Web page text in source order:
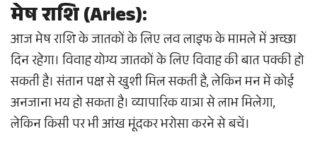
मेष राशि (Aries):
आज मेष राशि के जातकों के लिए लव लाइफ के मामले में अच्छा
दिन रहेगा। विवाह योग्य जातकों के लिए विवाह की बात पक्की हो
सकती है। संतान पक्ष से खुशी मिल सकती है, लेकिन मन में कोई
अनजाना भय हो सकता है। व्यापारिक यात्रा से लाभ मिलेगा,
लेकिन किसी पर भी आंख मूंदकर भरोसा करने से बचें।